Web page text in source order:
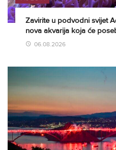
Zavirite u podvodni svijet
nova akvarija koja će
06.08.2026